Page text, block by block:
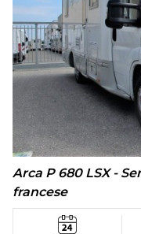
Arca P 680 LSX -
francese